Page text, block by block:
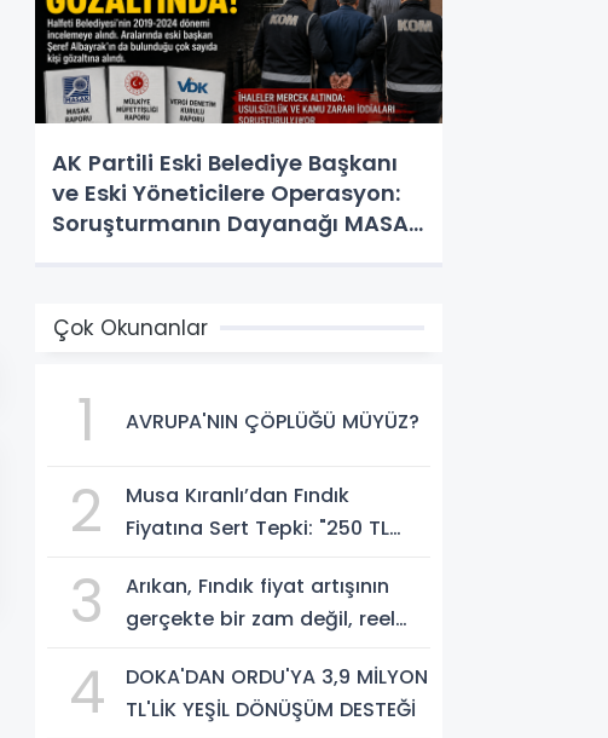
AK Partili Eski Belediye Başkanı
ve Eski Yöneticilere Operasyon:
Soruşturmanın Dayanağı MASAK
Çok Okunanlar
1 AVRUPA'NIN ÇÖPLÜĞÜ MÜYÜZ?
2
Musa Kıranlı’dan Fındık
Fiyatına Sert Tepki: "250 TL
Koparır"
3
Arıkan, Fındık fiyat artışının
gerçekte bir zam değil, reel
savundu.
4
DOKA'DAN ORDU'YA 3,9 MİLYON
TL'LİK YEŞİL DÖNÜŞÜM DESTEĞİ